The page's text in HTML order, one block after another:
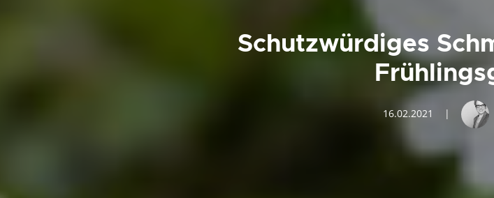
Schutzwürdiges
16.02.2021 |